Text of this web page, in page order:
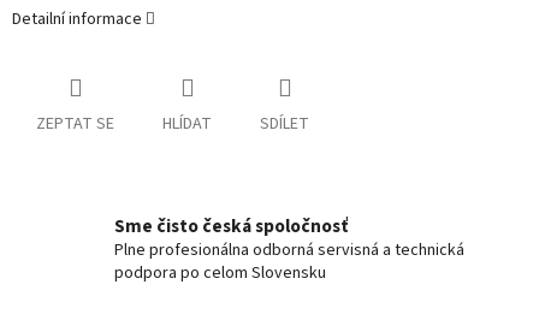
Detailní informace
ZEPTAT SE HLÍDAT SDÍLET
Sme čisto česká spoločnosť
Plne profesionálna odborná servisná a technická
podpora po celom Slovensku